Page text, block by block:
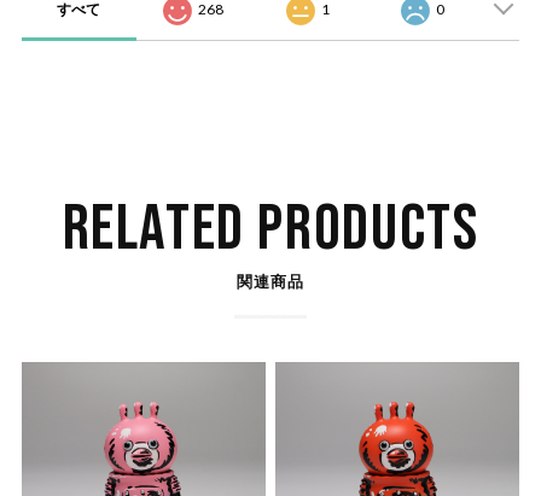
すべて 268 1 0
RELATED PRODUCTS
関連商品